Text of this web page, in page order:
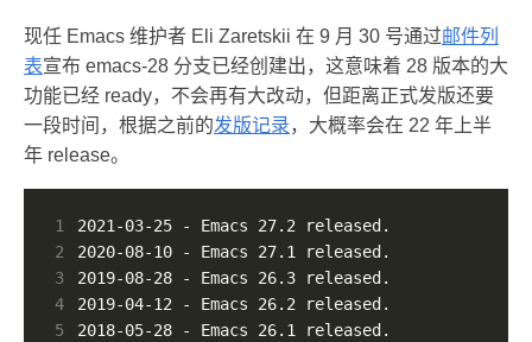
现任 Emacs 维护者 Eli Zaretskii 在 9 月 30 号通过邮件列
表宣布 emacs-28 分支已经创建出，这意味着 28 版本的大
功能已经 ready，不会再有大改动，但距离正式发版还要
一段时间，根据之前的发版记录，大概率会在 22 年上半
年 release。
1
2
3
4
5